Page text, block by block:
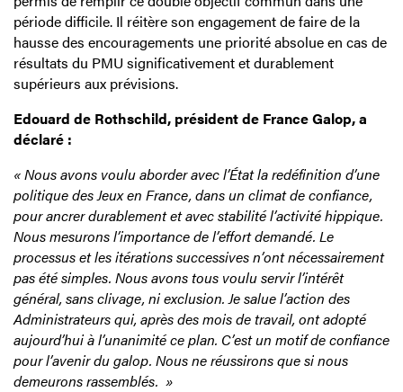
période difficile. Il réitère son engagement de faire de la
hausse des encouragements une priorité absolue en cas de
résultats du PMU significativement et durablement
supérieurs aux prévisions.
Edouard de Rothschild, président de France Galop, a
déclaré :
« Nous avons voulu aborder avec l’État la redéfinition d’une
politique des Jeux en France, dans un climat de confiance,
pour ancrer durablement et avec stabilité l’activité hippique.
Nous mesurons l’importance de l’effort demandé. Le
processus et les itérations successives n’ont nécessairement
pas été simples. Nous avons tous voulu servir l’intérêt
général, sans clivage, ni exclusion. Je salue l’action des
Administrateurs qui, après des mois de travail, ont adopté
aujourd’hui à l’unanimité ce plan. C’est un motif de confiance
pour l’avenir du galop. Nous ne réussirons que si nous
demeurons rassemblés. »